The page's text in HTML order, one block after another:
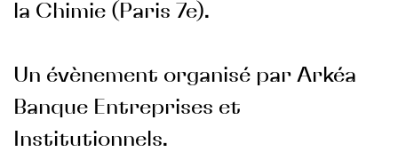
la Chimie (Paris 7e).
Un évènement organisé par Arkéa
Banque Entreprises et
Institutionnels.